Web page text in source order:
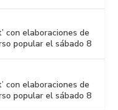
con elaboraciones de
popular el sábado 8
con elaboraciones de
popular el sábado 8